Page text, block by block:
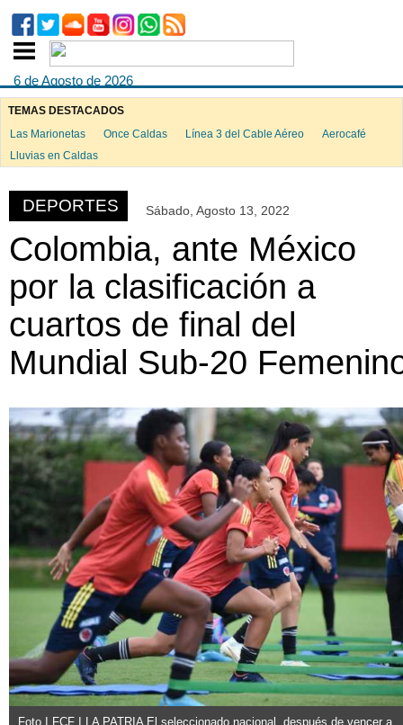
6 de Agosto de 2026
TEMAS DESTACADOS
Las Marionetas
Once Caldas Línea 3 del Cable Aéreo
Aerocafé
Lluvias en Caldas
DEPORTES Sábado, Agosto 13, 2022
Colombia, ante México
por la clasificación a
cuartos de final del
Mundial Sub-20
Foto I FCF I LA PATRIA El seleccionado nacional, después de vencer a